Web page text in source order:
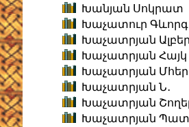
Խանյան Սոկրատ
Խաչատուր Գևորգ
Խաչատրյան
Խաչատրյան Հայկ
Խաչատրյան Մհեր
Խաչատրյան Ն․
Խաչատրյան
Խաչատրյան